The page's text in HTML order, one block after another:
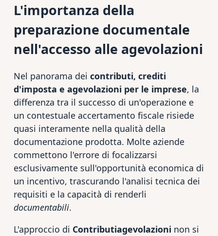
L'importanza della
preparazione documentale
nell'accesso alle agevolazioni
Nel panorama dei contributi, crediti
d'imposta e agevolazioni per le imprese, la
differenza tra il successo di un'operazione e
un contestuale accertamento fiscale risiede
quasi interamente nella qualità della
documentazione prodotta. Molte aziende
commettono l'errore di focalizzarsi
esclusivamente sull'opportunità economica di
un incentivo, trascurando l'analisi tecnica dei
requisiti e la capacità di renderli
documentabili.
L'approccio di Contributiagevolazioni non si